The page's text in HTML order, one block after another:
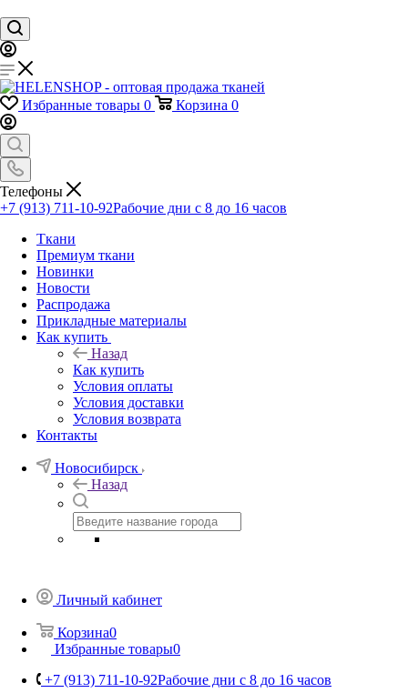
Избранные товары 0 Корзина 0
Телефоны
+7 (913) 711-10-92Рабочие дни с 8 до 16 часов
Ткани
Премиум ткани
Новинки
Новости
Распродажа
Прикладные материалы
Как купить
Назад
Как купить
Условия оплаты
Условия доставки
Условия возврата
Контакты
Новосибирск
Назад
Личный кабинет
Корзина0
Избранные товары0
+7 (913) 711-10-92Рабочие дни с 8 до 16 часов